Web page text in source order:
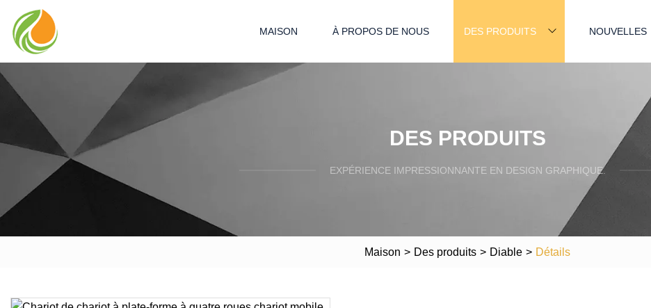
MAISON À PROPOS DE NOUS DES PRODUITS NOUVELLES
DES PRODUITS
EXPÉRIENCE IMPRESSIONNANTE EN DESIGN GRAPHIQUE.
Maison > Des produits > Diable > Détails